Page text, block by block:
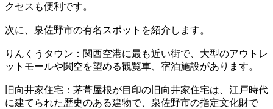
クセスも便利です。
次に、泉佐野市の有名スポットを紹介します。
りんくうタウン：関西空港に最も近い街で、大型のアウトレ
ットモールや関空を望める観覧車、宿泊施設があります。
旧向井家住宅：茅葺屋根が目印の旧向井家住宅は、江戸時代
に建てられた歴史のある建物で、泉佐野市の指定文化財で